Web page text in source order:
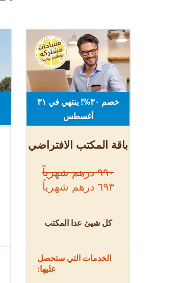
خصم ٣٠%! ينتهي في ٣۱
أغسطس
باقة المكتب الافتراضي
٩٩٠ درهم شهرياً
٦٩٣ درهم شهرياً
كل شيئ عدا المكتب
الخدمات التي ستحصل
عليها: